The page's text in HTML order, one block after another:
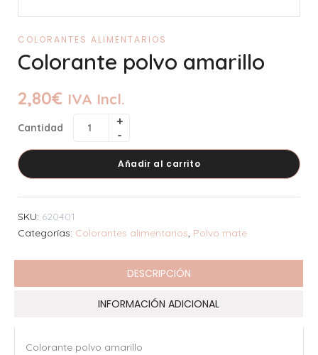
COLORANTES ALIMENTARIOS
Colorante polvo amarillo
2,80€ IVA Incl.
Cantidad
Añadir al carrito
SKU: 620401
Categorías: Colorantes alimentarios, Polvo mate
DESCRIPCIÓN
INFORMACIÓN ADICIONAL
Colorante polvo amarillo